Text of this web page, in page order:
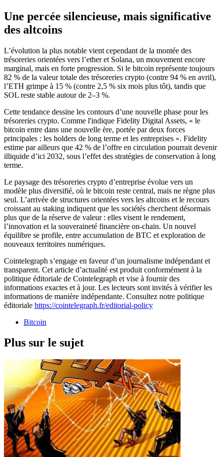
Une percée silencieuse, mais significative
des altcoins
L’évolution la plus notable vient cependant de la montée des
trésoreries orientées vers l’ether et Solana, un mouvement encore
marginal, mais en forte progression. Si le bitcoin représente toujours
82 % de la valeur totale des trésoreries crypto (contre 94 % en avril),
l’ETH grimpe à 15 % (contre 2,5 % six mois plus tôt), tandis que
SOL reste stable autour de 2–3 %.
Cette tendance dessine les contours d’une nouvelle phase pour les
trésoreries crypto. Comme l'indique Fidelity Digital Assets, « le
bitcoin entre dans une nouvelle ère, portée par deux forces
principales : les holders de long terme et les entreprises ». Fidelity
estime par ailleurs que 42 % de l’offre en circulation pourrait devenir
illiquide d’ici 2032, sous l’effet des stratégies de conservation à long
terme.
Le paysage des trésoreries crypto d’entreprise évolue vers un
modèle plus diversifié, où le bitcoin reste central, mais ne règne plus
seul. L’arrivée de structures orientées vers les altcoins et le recours
croissant au staking indiquent que les sociétés cherchent désormais
plus que de la réserve de valeur : elles visent le rendement,
l’innovation et la souveraineté financière on-chain. Un nouvel
équilibre se profile, entre accumulation de BTC et exploration de
nouveaux territoires numériques.
Cointelegraph s’engage en faveur d’un journalisme indépendant et
transparent. Cet article d’actualité est produit conformément à la
politique éditoriale de Cointelegraph et vise à fournir des
informations exactes et à jour. Les lecteurs sont invités à vérifier les
informations de manière indépendante. Consultez notre politique
éditoriale https://cointelegraph.fr/editorial-policy
Bitcoin
Plus sur le sujet